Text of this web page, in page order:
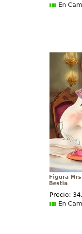
En
Figura
Figura
Disney
1991,
Figura
Bestia
Precio: 34
En